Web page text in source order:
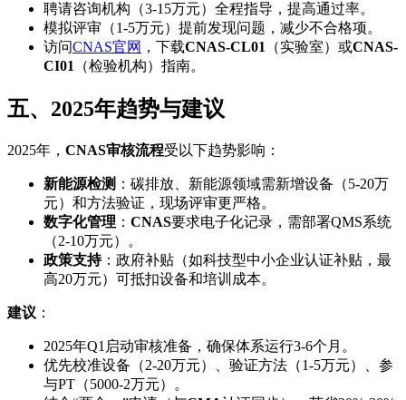
聘请咨询机构（3-15万元）全程指导，提高通过率。
模拟评审（1-5万元）提前发现问题，减少不合格项。
访问CNAS官网 ，下载CNAS-CL01 （实验室）或CNAS-
CI01
（检验机构）指南。
五、2025年趋势与建议
2025年， CNAS审核流程受以下趋势影响：
新能源检测 ：碳排放、新能源领域需新增设备（5-20万
元）和方法验证，现场评审更严格。
数字化管理 ： CNAS要求电子化记录，需部署QMS系统
（2-10万元）。
政策支持：政府补贴（如科技型中小企业认证补贴，最
高20万元）可抵扣设备和培训成本。
建议 ：
2025年Q1启动审核准备，确保体系运行3-6个月。
优先校准设备（2-20万元）、验证方法（1-5万元）、参
与PT（5000-2万元）。